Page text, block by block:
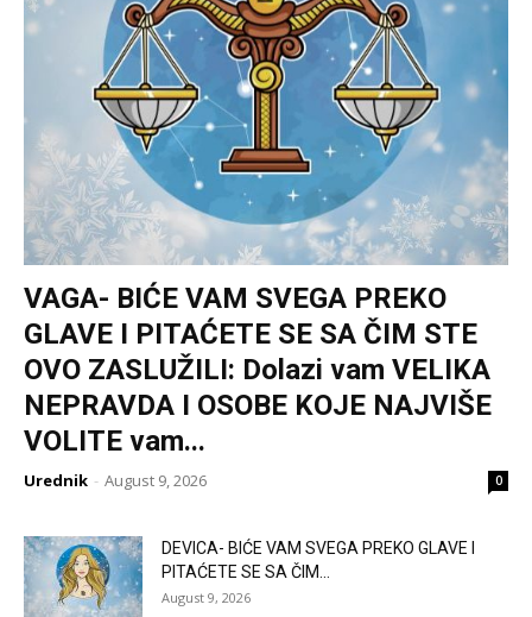
VAGA- BIĆE VAM SVEGA PREKO
GLAVE I PITAĆETE SE SA ČIM STE
OVO ZASLUŽILI: Dolazi vam VELIKA
NEPRAVDA I OSOBE KOJE NAJVIŠE
VOLITE vam...
Urednik - August 9, 2026 0
DEVICA- BIĆE VAM SVEGA PREKO GLAVE I
PITAĆETE SE SA ČIM...
August 9, 2026